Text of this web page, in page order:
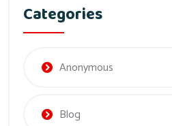
Categories
Anonymous
Blog